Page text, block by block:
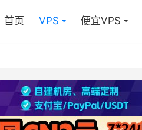
首页 VPS 便宜VPS